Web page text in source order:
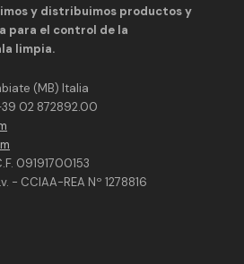
y distribuimos productos y
para el control de la
limpia.
(MB) Italia
02 872892.00
09191700153
- CCIAA-REA Nº 1278816